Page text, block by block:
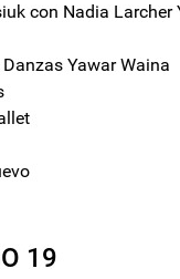
con Nadia Larcher
Yawar Waina
19